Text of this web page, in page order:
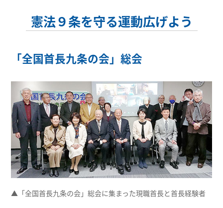
憲法９条を守る運動広げよう
「全国首長九条の会」総会
▲「全国首長九条の会」総会に集まった現職首長と首長経験者